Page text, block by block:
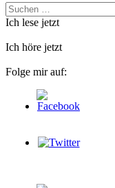
Suchen
nach:
Ich lese jetzt
Ich höre jetzt
Folge mir auf: